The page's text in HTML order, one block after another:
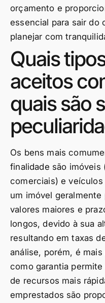
orçamento e
essencial para sair do
planejar com
Quais
aceitos
quais são
Os bens mais
finalidade são imóveis
comerciais) e
um imóvel
valores maiores e
longos, devido à sua
resultando em taxas
análise, porém, é
como garantia
de recursos mais
emprestados são